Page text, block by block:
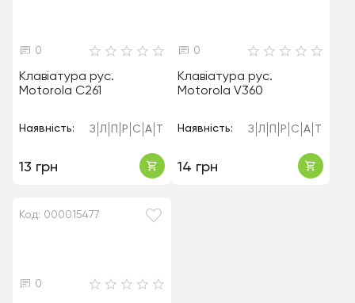
0
Клавіатура рус.
Motorola C261
Наявність: З Л Р С А
13 грн
0
Клавіатура рус.
Motorola V360
Наявність: З Л Р С А
14 грн
Код: 000015477
0